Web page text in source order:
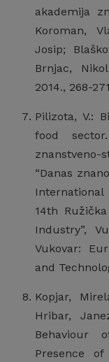
akademija
Koroman,
Josip;
Brnjac,
2014., 268-
Pilizota, V.:
food
“Danas
14th
Industry”,
Vukovar:
and
Kopjar,
Hribar,
Behaviour
Presence